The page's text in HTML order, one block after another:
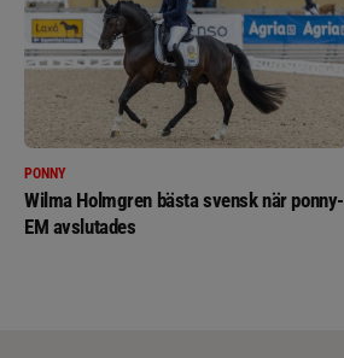
PONNY
Wilma Holmgren bästa svensk när ponny-
EM avslutades